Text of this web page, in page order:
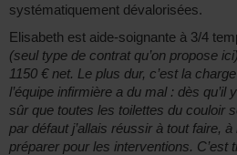
systématiquement dévalorisées.
Elisabeth est aide-soignante à 3/4
(seul type de contrat qu’on propose
1150 € net. Le plus dur, c’est la
l’équipe infirmière a du mal : dès qu’il
sûr que toutes les toilettes du couloir
par défaut j’allais réussir à tout faire,
préparer pour les interventions. C’est